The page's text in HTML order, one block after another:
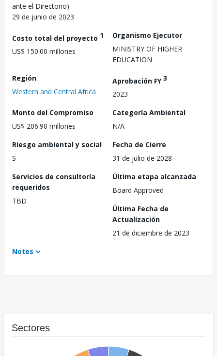
ante el Directorio)
29 de junio de 2023
Costo total del proyecto 1
US$ 150.00 millones
Organismo Ejecutor
MINISTRY OF HIGHER
EDUCATION
Región
Western and Central Africa
Aprobación FY3
2023
Monto del Compromiso
US$ 206.90 millones
Categoría Ambiental
N/A
Riesgo ambiental y social
S
Fecha de Cierre
31 de julio de 2028
Servicios de consultoría
requeridos
TBD
Última etapa alcanzada
Board Approved
Última Fecha de
Actualización
21 de diciembre de 2023
Notes
Sectores